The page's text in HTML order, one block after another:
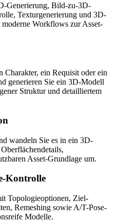
Generierung, Bild-zu-3D-
Texturgenerierung und 3D-
Workflows zur Asset-
Charakter, ein Requisit oder ein
generieren Sie ein 3D-Modell
Struktur und detailliertem
wandeln Sie es in ein 3D-
Asset-Grundlage um.
Kontrolle
Topologieoptionen, Ziel-
Remeshing sowie A/T-Pose-
Modelle.